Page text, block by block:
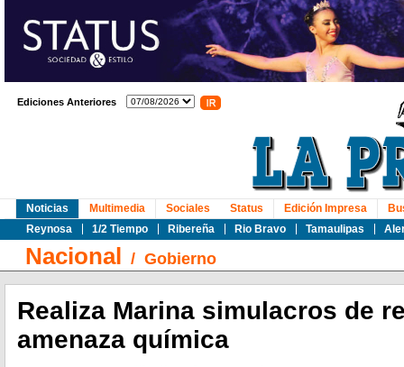
Ediciones Anteriores
Noticias
Reynosa
1/2 Tiempo Ribereña Rio Bravo Tamaulipas
Multimedia Sociales Status Edición Impresa
Nacional / Gobierno
Realiza Marina simulacros de
amenaza química